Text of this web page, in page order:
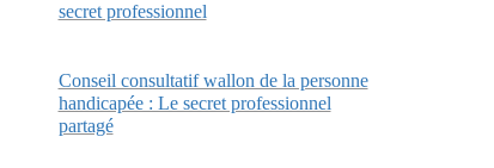
secret professionnel
Conseil consultatif wallon de la personne
handicapée : Le secret professionnel
partagé